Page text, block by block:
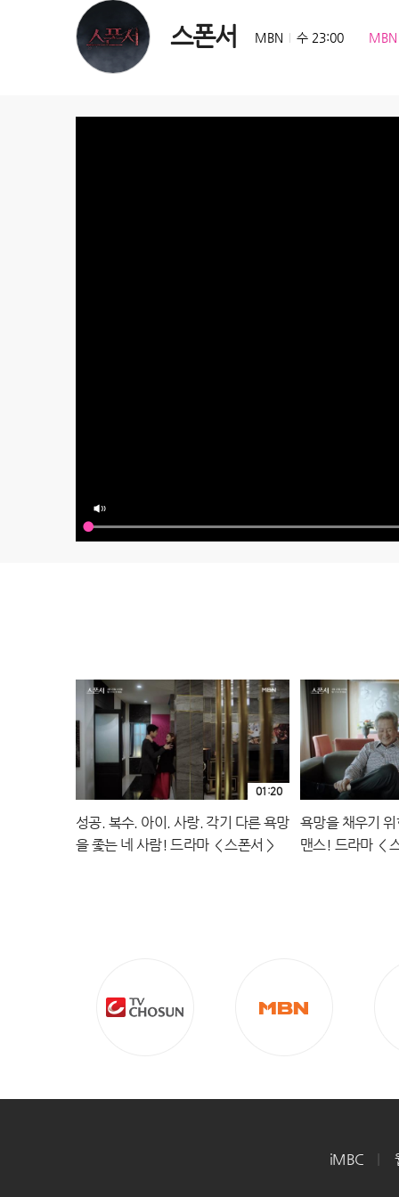
스폰서 MBN 수 23:00 MBN
성공. 복수. 아이. 사랑. 각기 다른 욕망
을 좇는 네 사람! 드라마 ＜스폰서＞
01:20
욕망을 채우기
맨스! 드라마 ＜
iMBC